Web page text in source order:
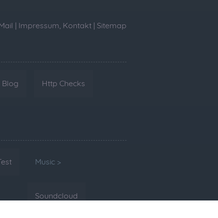
| Impressum, Kontakt| Sitemap
Blog Http Checks
Music >
Soundcloud